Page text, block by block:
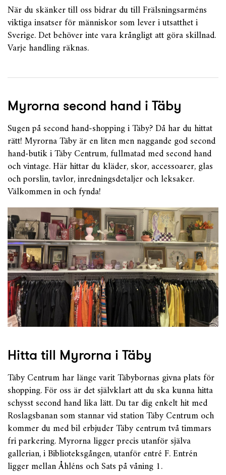
När du skänker till oss bidrar du till Frälsningsarméns
viktiga insatser för människor som lever i utsatthet i
Sverige. Det behöver inte vara krångligt att göra skillnad.
Varje handling räknas.
Myrorna second hand i Täby
Sugen på second hand-shopping i Täby? Då har du hittat
rätt! Myrorna Täby är en liten men naggande god second
hand-butik i Täby Centrum, fullmatad med second hand
och vintage. Här hittar du kläder, skor, accessoarer, glas
och porslin, tavlor, inredningsdetaljer och leksaker.
Välkommen in och fynda!
Hitta till Myrorna i Täby
Täby Centrum har länge varit Täbybornas givna plats för
shopping. För oss är det självklart att du ska kunna hitta
schysst second hand lika lätt. Du tar dig enkelt hit med
Roslagsbanan som stannar vid station Täby Centrum och
kommer du med bil erbjuder Täby centrum två timmars
fri parkering. Myrorna ligger precis utanför själva
gallerian, i Biblioteksgången, utanför entré F. Entrén
ligger mellan Åhléns och Sats på våning 1.